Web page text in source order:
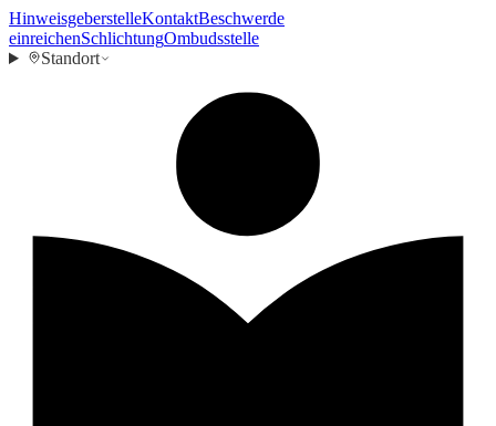
HinweisgeberstelleKontaktBeschwerde
einreichenSchlichtungOmbudsstelle
Standort